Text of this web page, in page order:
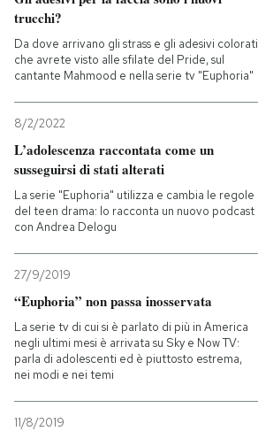
trucchi?
Da dove arrivano gli strass e gli adesivi colorati
che avrete visto alle sfilate del Pride, sul
cantante Mahmood e nella serie tv "Euphoria"
8/2/2022
L’adolescenza raccontata come un
susseguirsi di stati alterati
La serie "Euphoria" utilizza e cambia le regole
del teen drama: lo racconta un nuovo podcast
con Andrea Delogu
27/9/2019
“Euphoria” non passa inosservata
La serie tv di cui si è parlato di più in America
negli ultimi mesi è arrivata su Sky e Now TV:
parla di adolescenti ed è piuttosto estrema,
nei modi e nei temi
11/8/2019